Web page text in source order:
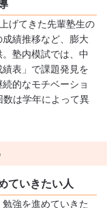
げてきた先輩塾生の
績推移など、膨大
塾内模試では、中
表」で課題発見を
的なモチベーショ
は学年によって異
ていきたい人
強を進めていきた